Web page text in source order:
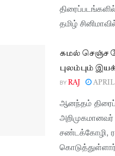
தமிழ்
கமல் செஞ்ச
புலம்பும்
BY RAJ
ஆனந்தம்
அறிமுகமானவர்
சண்டக்கோழி,